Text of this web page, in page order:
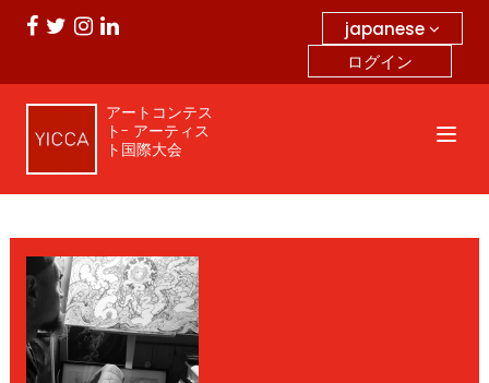
japanese
ログイン
アートコンテス
ト- アーティス
ト国際大会